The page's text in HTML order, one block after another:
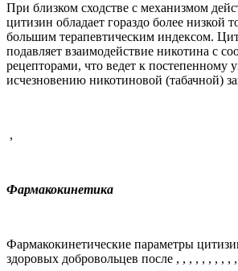
При близком сходстве с механизмом
цитизин обладает гораздо более низкой
большим терапевтическим индексом.
подавляет взаимодействие никотина с
рецепторами, что ведет к постепенному
исчезновению никотиновой (табачной)
,
Фармакокинетика
Фармакокинетические параметры
здоровых добровольцев после , , , , , , , , ,